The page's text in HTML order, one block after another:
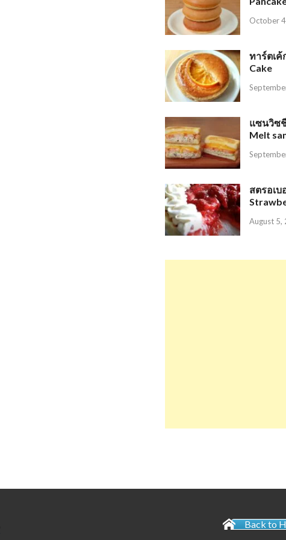
October
ทาร์ตเค้
Cake
แซนวิซ
Melt
สตรอเบ
August 5,
Back to